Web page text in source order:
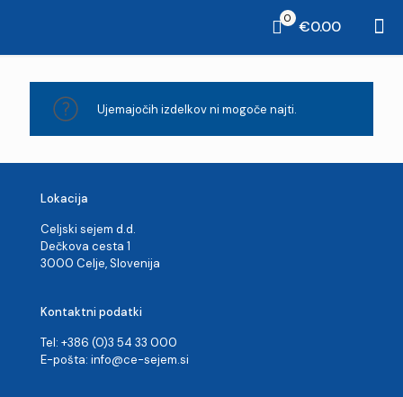
0 €0.00
Ujemajočih izdelkov ni mogoče najti.
Lokacija
Celjski sejem d.d.
Dečkova cesta 1
3000 Celje, Slovenija
Kontaktni podatki
Tel: +386 (0)3 54 33 000
E-pošta: info@ce-sejem.si